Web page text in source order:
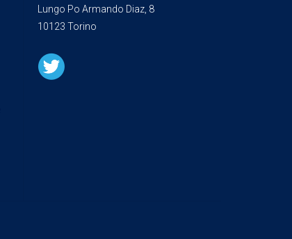
Lungo Po Armando Diaz, 8
10123 Torino